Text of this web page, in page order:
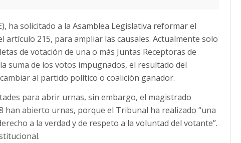
ha solicitado a la Asamblea Legislativa reformar el
artículo 215, para ampliar las causales. Actualmente solo
de votación de una o más Juntas Receptoras de
suma de los votos impugnados, el resultado del
al partido político o coalición ganador.
para abrir urnas, sin embargo, el magistrado
han abierto urnas, porque el Tribunal ha realizado “una
a la verdad y de respeto a la voluntad del votante”.